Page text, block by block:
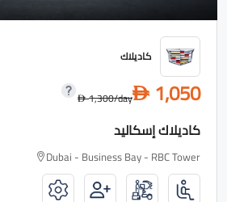
كاديلاك
D 1,050
D1,300/day
كاديلاك إسكاليد
Dubai - Business Bay - RBC Tower